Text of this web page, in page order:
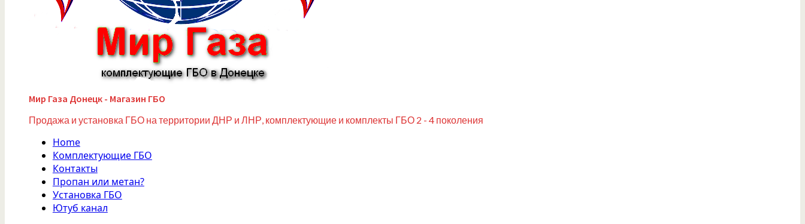
Мир Газа Донецк - Магазин ГБО
Продажа и установка ГБО на территории ДНР и ЛНР, комплектующие и комплекты ГБО 2 - 4 поколения
Home
Комплектующие ГБО
Контакты
Пропан или метан?
Установка ГБО
Ютуб канал